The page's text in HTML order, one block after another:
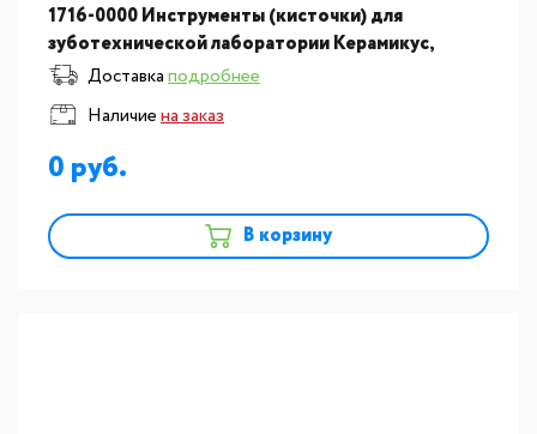
1716-0000 Инструменты (кисточки) для
зуботехнической лаборатории Керамикус,
наборДоставкаподробнее
Наличиена заказ
0
В корзину